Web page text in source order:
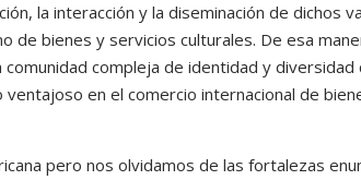
la interacción y la diseminación de dichos
de bienes y servicios culturales. De esa
compleja de identidad y diversidad
en el comercio internacional de
pero nos olvidamos de las fortalezas